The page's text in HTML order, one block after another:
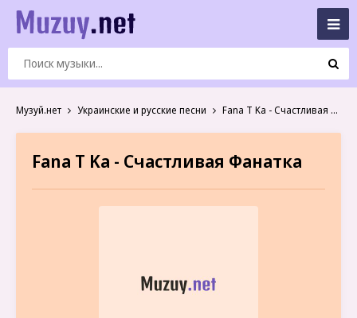
Музуй.нет Украинские и русские песни Fana T Ka - Счастливая Фанатка
Fana T Ka - Счастливая Фанатка